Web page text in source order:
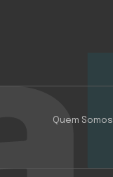
Quem Somos